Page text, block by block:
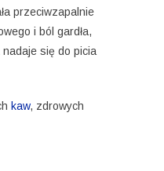
przeciwzapalnie
i ból gardła,
nadaje się do picia
kaw, zdrowych